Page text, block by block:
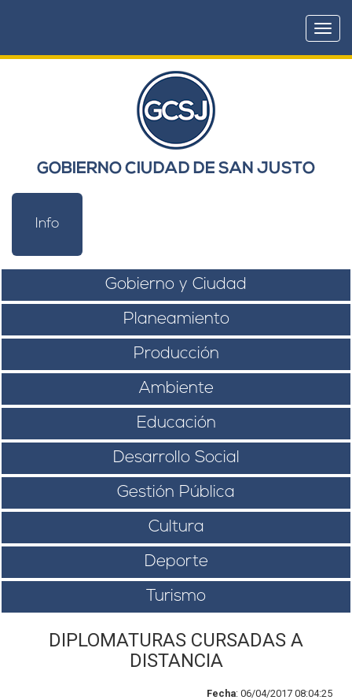
GOBIERNO CIUDAD DE SAN JUSTO
Info
Gobierno y Ciudad
Planeamiento
Producción
Ambiente
Educación
Desarrollo Social
Gestión Pública
Cultura
Deporte
Turismo
DIPLOMATURAS CURSADAS A
DISTANCIA
Fecha: 06/04/2017 08:04:25